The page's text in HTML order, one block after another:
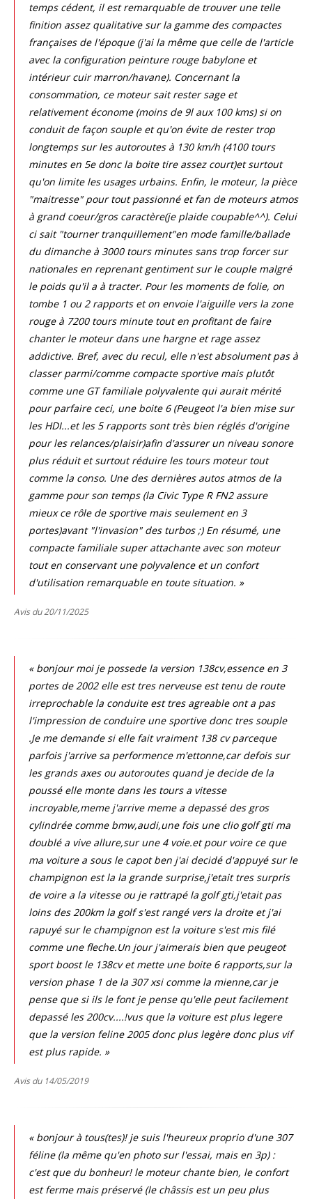
temps cédent, il est remarquable de trouver une telle
finition assez qualitative sur la gamme des compactes
françaises de l'époque (j'ai la même que celle de l'article
avec la configuration peinture rouge babylone et
intérieur cuir marron/havane). Concernant la
consommation, ce moteur sait rester sage et
relativement économe (moins de 9l aux 100 kms) si on
conduit de façon souple et qu'on évite de rester trop
longtemps sur les autoroutes à 130 km/h (4100 tours
minutes en 5e donc la boite tire assez court)et surtout
qu'on limite les usages urbains. Enfin, le moteur, la pièce
"maitresse" pour tout passionné et fan de moteurs atmos
à grand coeur/gros caractère(je plaide coupable^^). Celui
ci sait "tourner tranquillement"en mode famille/ballade
du dimanche à 3000 tours minutes sans trop forcer sur
nationales en reprenant gentiment sur le couple malgré
le poids qu'il a à tracter. Pour les moments de folie, on
tombe 1 ou 2 rapports et on envoie l'aiguille vers la zone
rouge à 7200 tours minute tout en profitant de faire
chanter le moteur dans une hargne et rage assez
addictive. Bref, avec du recul, elle n'est absolument pas à
classer parmi/comme compacte sportive mais plutôt
comme une GT familiale polyvalente qui aurait mérité
pour parfaire ceci, une boite 6 (Peugeot l'a bien mise sur
les HDI...et les 5 rapports sont très bien réglés d'origine
pour les relances/plaisir)afin d'assurer un niveau sonore
plus réduit et surtout réduire les tours moteur tout
comme la conso. Une des dernières autos atmos de la
gamme pour son temps (la Civic Type R FN2 assure
mieux ce rôle de sportive mais seulement en 3
portes)avant "l'invasion" des turbos ;) En résumé, une
compacte familiale super attachante avec son moteur
tout en conservant une polyvalence et un confort
d'utilisation remarquable en toute situation. »
Avis du 20/11/2025
« bonjour moi je possede la version 138cv,essence en 3
portes de 2002 elle est tres nerveuse est tenu de route
irreprochable la conduite est tres agreable ont a pas
l'impression de conduire une sportive donc tres souple
.Je me demande si elle fait vraiment 138 cv parceque
parfois j'arrive sa performence m'ettonne,car defois sur
les grands axes ou autoroutes quand je decide de la
poussé elle monte dans les tours a vitesse
incroyable,meme j'arrive meme a depassé des gros
cylindrée comme bmw,audi,une fois une clio golf gti ma
doublé a vive allure,sur une 4 voie.et pour voire ce que
ma voiture a sous le capot ben j'ai decidé d'appuyé sur le
champignon est la la grande surprise,j'etait tres surpris
de voire a la vitesse ou je rattrapé la golf gti,j'etait pas
loins des 200km la golf s'est rangé vers la droite et j'ai
rapuyé sur le champignon est la voiture s'est mis filé
comme une fleche.Un jour j'aimerais bien que peugeot
sport boost le 138cv et mette une boite 6 rapports,sur la
version phase 1 de la 307 xsi comme la mienne,car je
pense que si ils le font je pense qu'elle peut facilement
depassé les 200cv....!vus que la voiture est plus legere
que la version feline 2005 donc plus legère donc plus vif
est plus rapide. »
Avis du 14/05/2019
« bonjour à tous(tes)! je suis l'heureux proprio d'une 307
féline (la même qu'en photo sur l'essai, mais en 3p) :
c'est que du bonheur! le moteur chante bien, le confort
est ferme mais préservé (le châssis est un peu plus